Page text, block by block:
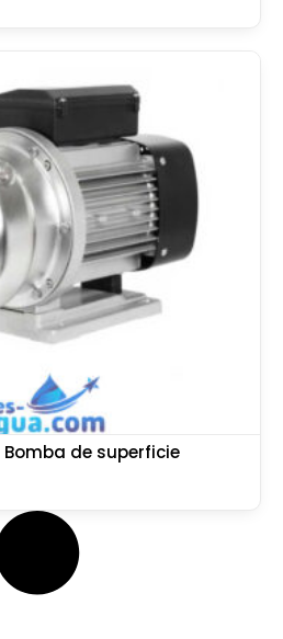
Bomba de superficie